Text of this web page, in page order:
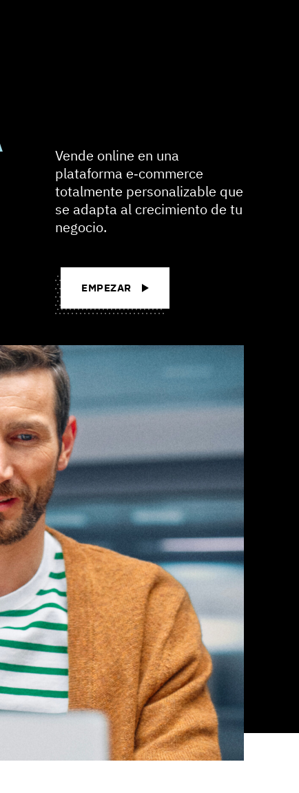
Vende online en una
plataforma e‑commerce
totalmente personalizable que
se adapta al crecimiento de tu
negocio.
EMPEZAR